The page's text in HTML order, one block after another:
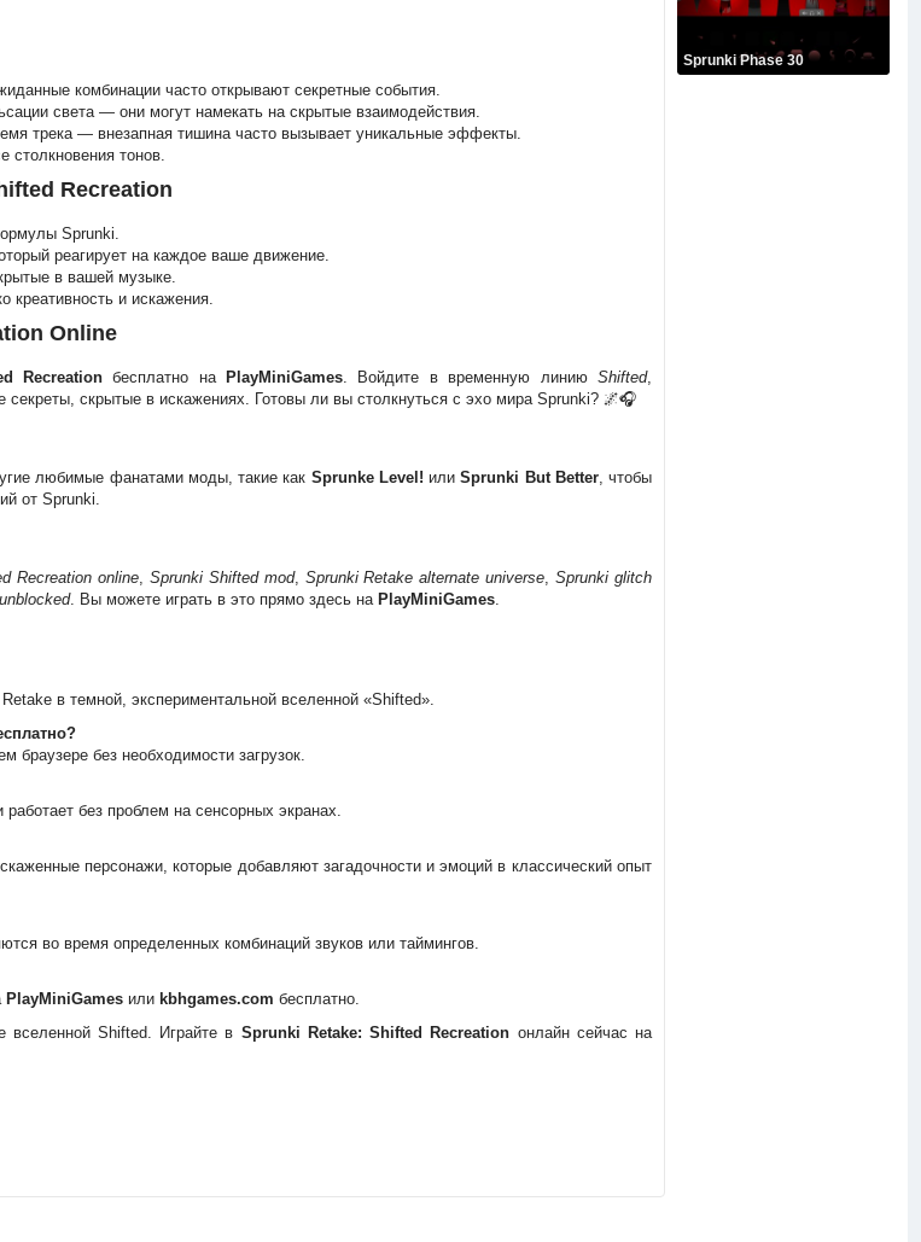
комбинации часто открывают секретные события.
света — они могут намекать на скрытые взаимодействия.
трека — внезапная тишина часто вызывает уникальные эффекты.
тонов.
Recreation
Sprunki.
реагирует на каждое ваше движение.
в вашей музыке.
креативность и искажения.
Online
Recreationбесплатно на PlayMiniGames. Войдите в временную линию Shifted,
скрытые в искажениях. Готовы ли вы столкнуться с эхо мира Sprunki? 🌌🎧
любимые фанатами моды, такие как Sprunke Level! илиSprunki But Better, чтобы
от Sprunki.
Recreation online, Sprunki Shifted mod, Sprunki Retake alternate universe,Sprunki glitch
. Вы можете играть в это прямо здесь на PlayMiniGames.
в темной, экспериментальной вселенной «Shifted».
браузере без необходимости загрузок.
без проблем на сенсорных экранах.
персонажи, которые добавляют загадочности и эмоций в классический опыт
во время определенных комбинаций звуков или таймингов.
PlayMiniGamesили kbhgames.com бесплатно.
вселенной Shifted. Играйте в Sprunki Retake: Shifted Recreation онлайн сейчас на
Sprunki Phase 30